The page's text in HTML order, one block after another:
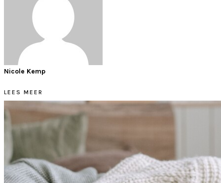
Nicole Kemp
LEES MEER